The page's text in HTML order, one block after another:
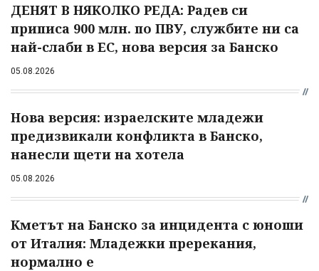
ДЕНЯТ В НЯКОЛКО РЕДА: Радев си
приписа 900 млн. по ПВУ, службите ни са
най-слаби в ЕС, нова версия за Банско
05.08.2026
Нова версия: израелските младежи
предизвикали конфликта в Банско,
нанесли щети на хотела
05.08.2026
Кметът на Банско за инцидента с юноши
от Италия: Младежки пререкания,
нормално е